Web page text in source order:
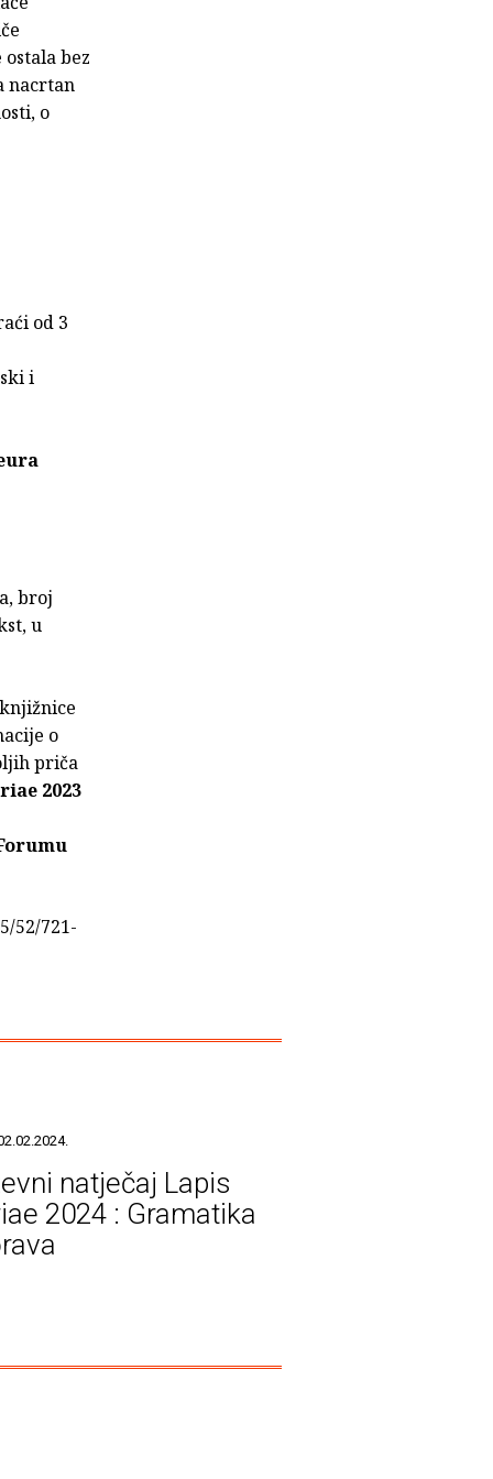
bez
nacrtan
o
od 3
i
broj
u
o
priča
2023
52/721-
natječaj Lapis
2024 : Gramatika